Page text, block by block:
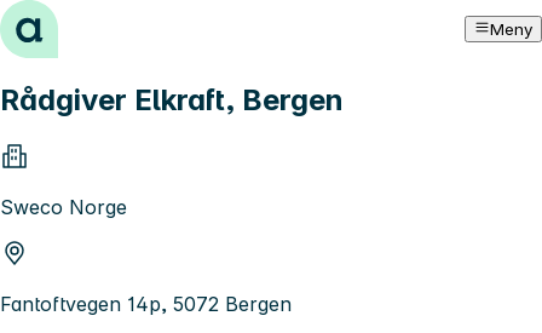
Hopp til innhold Meny
Rådgiver Elkraft, Bergen
Sweco Norge
Fantoftvegen 14p, 5072 Bergen